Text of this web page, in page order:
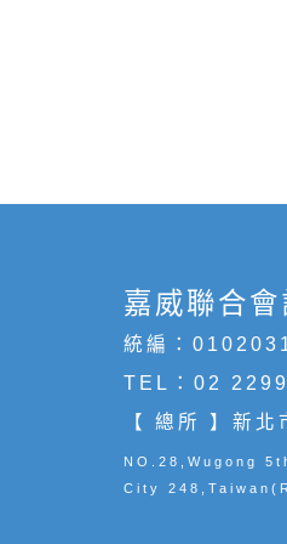
嘉威聯合
統編：
TEL： 02
【 總所 】新
NO.28,Wugong
City